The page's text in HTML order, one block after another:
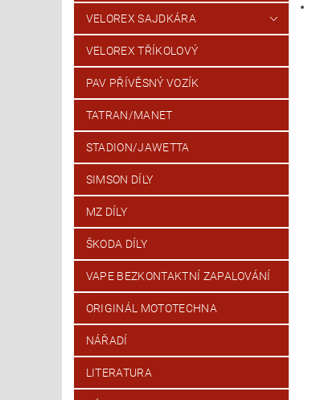
VELOREX SAJDKÁRA
VELOREX TŘÍKOLOVÝ
PAV PŘÍVĚSNÝ VOZÍK
TATRAN/MANET
STADION/JAWETTA
SIMSON DÍLY
MZ DÍLY
ŠKODA DÍLY
VAPE BEZKONTAKTNÍ ZAPALOVÁNÍ
ORIGINÁL MOTOTECHNA
NÁŘADÍ
LITERATURA